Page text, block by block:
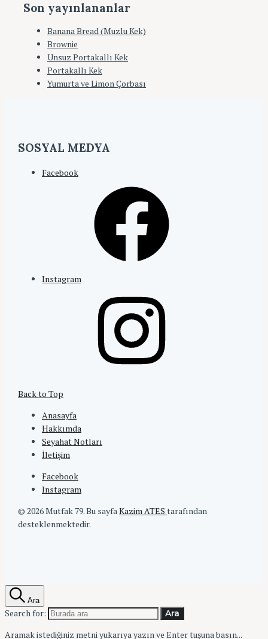
Son yayınlananlar
Banana Bread (Muzlu Kek)
Brownie
Unsuz Portakallı Kek
Portakallı Kek
Yumurta ve Limon Çorbası
SOSYAL MEDYA
Facebook
Instagram
Back to Top
Anasayfa
Hakkımda
Seyahat Notları
İletişim
Facebook
Instagram
© 2026 Mutfak 79.Bu sayfa Kazim ATES tarafından
desteklenmektedir.
Ara
Search for: Ara
Aramak istediğiniz metni yukarıya yazın ve Enter tuşuna basın...